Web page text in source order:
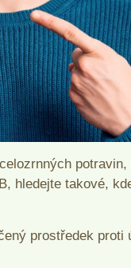
hledejte takové,
prostředek proti